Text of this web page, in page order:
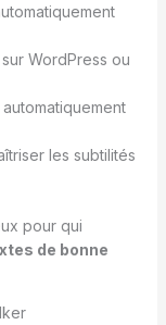
WordPress ou
automatiquement
les subtilités
pour qui
de bonne